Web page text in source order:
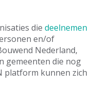
die deelnemen
en/of
Nederland,
gemeenten die nog
platform kunnen zich